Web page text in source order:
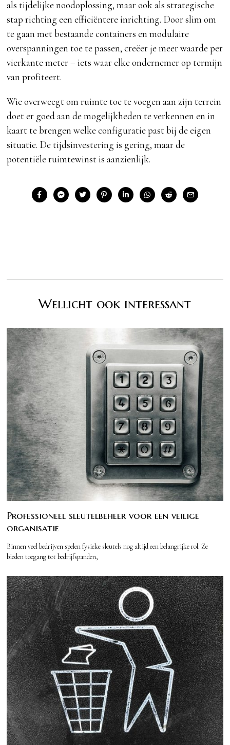
als tijdelijke noodoplossing, maar ook als strategische
stap richting een efficiëntere inrichting. Door slim om
te gaan met bestaande containers en modulaire
overspanningen toe te passen, creëer je meer waarde per
vierkante meter – iets waar elke ondernemer op termijn
van profiteert.
Wie overweegt om ruimte toe te voegen aan zijn terrein
doet er goed aan de mogelijkheden te verkennen en in
kaart te brengen welke configuratie past bij de eigen
situatie. De tijdsinvestering is gering, maar de
potentiële ruimtewinst is aanzienlijk.
Wellicht ook interessant
Professioneel sleutelbeheer voor een veilige
organisatie
Binnen veel bedrijven spelen fysieke sleutels nog altijd een belangrijke rol. Ze
bieden toegang tot bedrijfspanden,